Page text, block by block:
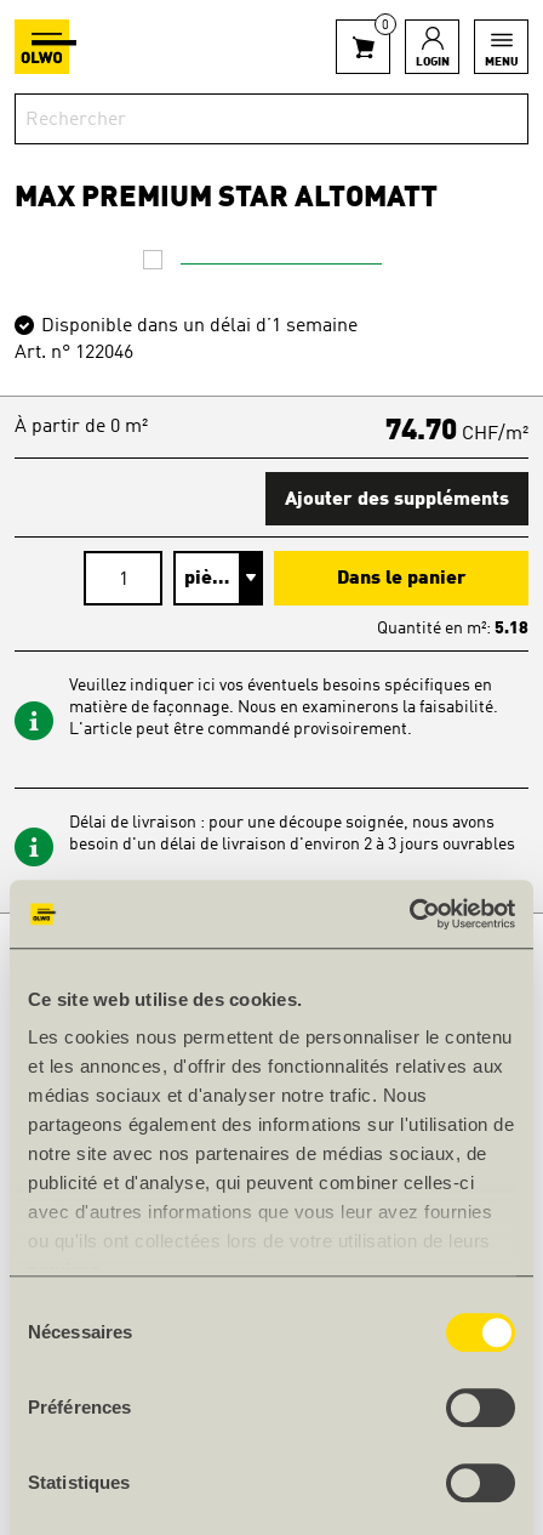
Ce site web utilise des cookies.
Les cookies nous permettent de personnaliser le contenu
et les annonces, d'offrir des fonctionnalités relatives aux
médias sociaux et d'analyser notre trafic. Nous
partageons également des informations sur l'utilisation de
notre site avec nos partenaires de médias sociaux, de
publicité et d'analyse, qui peuvent combiner celles-ci
avec d'autres informations que vous leur avez fournies
ou qu'ils ont collectées lors de votre utilisation de leurs
Nécessaires
Préférences
Statistiques
0
LOGIN MENU
MAX PREMIUM STAR ALTOMATT
Disponible dans un délai d’1 semaine
Art. n° 122046
À partir de 0 m² 74.70 CHF/m²
Ajouter des suppléments
Dans le panier
Quantité en m²: 5.18
Veuillez indiquer ici vos éventuels besoins spécifiques en
matière de façonnage. Nous en examinerons la faisabilité.
L'article peut être commandé provisoirement.
Délai de livraison : pour une découpe soignée, nous avons
besoin d'un délai de livraison d'environ 2 à 3 jours ouvrables
Épais. [mm]
19
Longueur [mm]
2800
Largeur [mm]
1850
Décor
F103 AM
Couleur
Ultra-blanc
Poids net [kg]
13
DESCRIPTION DU PRODUIT
La perfection du mat avec l'effet anti-empreintes digitales
permet de penser dans de nouvelles dimensions.